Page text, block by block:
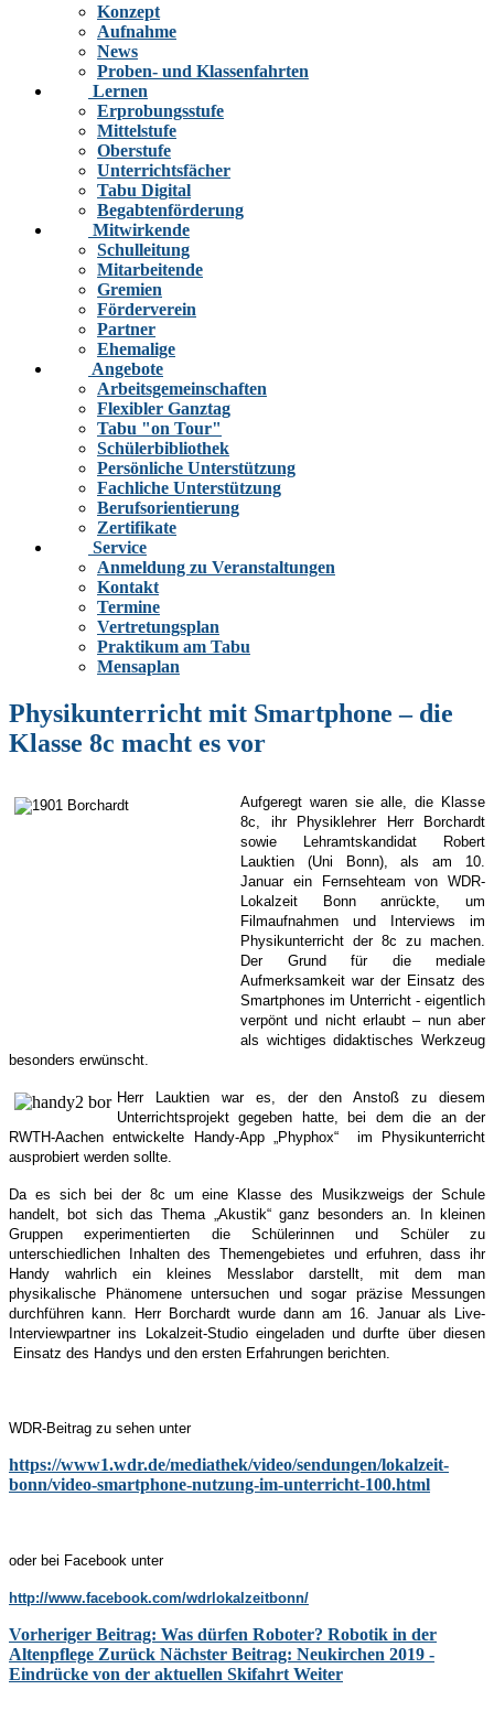
Konzept
Aufnahme
News
Proben- und Klassenfahrten
Lernen
Erprobungsstufe
Mittelstufe
Oberstufe
Unterrichtsfächer
Tabu Digital
Begabtenförderung
Mitwirkende
Schulleitung
Mitarbeitende
Gremien
Förderverein
Partner
Ehemalige
Angebote
Arbeitsgemeinschaften
Flexibler Ganztag
Tabu "on Tour"
Schülerbibliothek
Persönliche Unterstützung
Fachliche Unterstützung
Berufsorientierung
Zertifikate
Service
Anmeldung zu Veranstaltungen
Kontakt
Termine
Vertretungsplan
Praktikum am Tabu
Mensaplan
Physikunterricht mit Smartphone – die
Klasse 8c macht es vor
Aufgeregt waren sie alle, die Klasse
8c, ihr Physiklehrer Herr Borchardt
sowie Lehramtskandidat Robert
Lauktien (Uni Bonn), als am 10.
Januar ein Fernsehteam von WDR-
Lokalzeit Bonn anrückte, um
Filmaufnahmen und Interviews im
Physikunterricht der 8c zu machen.
Der Grund für die mediale
Aufmerksamkeit war der Einsatz des
Smartphones im Unterricht - eigentlich
verpönt und nicht erlaubt – nun aber
als wichtiges didaktisches Werkzeug
besonders erwünscht.
Herr Lauktien war es, der den Anstoß zu diesem
Unterrichtsprojekt gegeben hatte, bei dem die an der
RWTH-Aachen entwickelte Handy-App „Phyphox“ im Physikunterricht
ausprobiert werden sollte.
Da es sich bei der 8c um eine Klasse des Musikzweigs der Schule
handelt, bot sich das Thema „Akustik“ ganz besonders an. In kleinen
Gruppen experimentierten die Schülerinnen und Schüler zu
unterschiedlichen Inhalten des Themengebietes und erfuhren, dass ihr
Handy wahrlich ein kleines Messlabor darstellt, mit dem man
physikalische Phänomene untersuchen und sogar präzise Messungen
durchführen kann. Herr Borchardt wurde dann am 16. Januar als Live-
Interviewpartner ins Lokalzeit-Studio eingeladen und durfte über diesen
Einsatz des Handys und den ersten Erfahrungen berichten.
WDR-Beitrag zu sehen unter
https://www1.wdr.de/mediathek/video/sendungen/lokalzeit-
bonn/video-smartphone-nutzung-im-unterricht-100.html
oder bei Facebook unter
http://www.facebook.com/wdrlokalzeitbonn/
Vorheriger Beitrag: Was dürfen Roboter? Robotik in der
Altenpflege Zurück Nächster Beitrag: Neukirchen 2019 -
Eindrücke von der aktuellen Skifahrt Weiter